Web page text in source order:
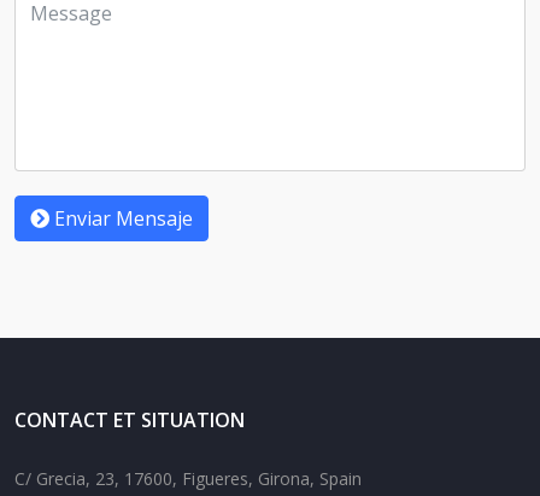
Enviar Mensaje
CONTACT ET SITUATION
C/ Grecia, 23, 17600, Figueres, Girona, Spain